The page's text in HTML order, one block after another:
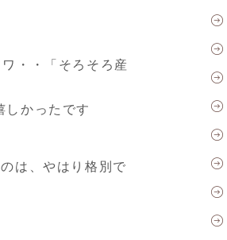
・・「そろそろ産
しかったです
は、やはり格別で